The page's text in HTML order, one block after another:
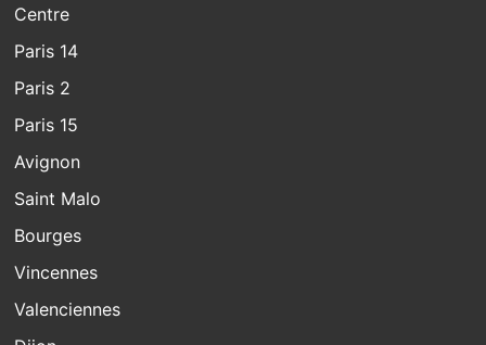
Centre
Paris 14
Paris 2
Paris 15
Avignon
Saint Malo
Bourges
Vincennes
Valenciennes